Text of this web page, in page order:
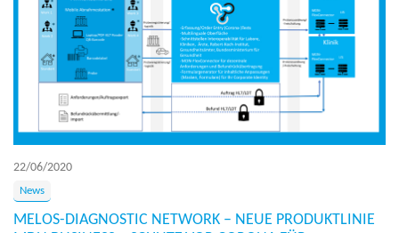
22/06/2020
News
MELOS-DIAGNOSTIC NETWORK – NEUE PRODUKTLINIE